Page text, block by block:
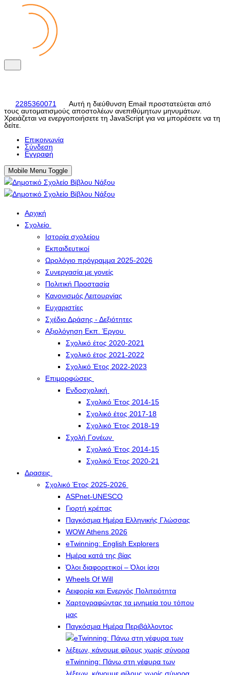
2285360071
Αυτή η διεύθυνση Email προστατεύεται από
τους αυτοματισμούς αποστολέων ανεπιθύμητων μηνυμάτων.
Χρειάζεται να ενεργοποιήσετε τη JavaScript για να μπορέσετε να τη
δείτε.
Eπικοινωνία
Σύνδεση
Εγγραφή
Mobile Menu Toggle
Αρχική
Σχολείο
Ιστορία σχολείου
Εκπαιδευτικοί
Ωρολόγιο πρόγραμμα 2025-2026
Συνεργασία με γονείς
Πολιτική Προστασία
Κανονισμός Λειτουργίας
Ευχαριστίες
Σχέδιο Δράσης - Δεξιότητες
Αξιολόγηση Εκπ. Έργου
Σχολικό έτος 2020-2021
Σχολικό έτος 2021-2022
Σχολικό Έτος 2022-2023
Επιμορφώσεις
Ενδοσχολική
Σχολικό Έτος 2014-15
Σχολικό έτος 2017-18
Σχολικό Έτος 2018-19
Σχολή Γονέων
Σχολικό Έτος 2014-15
Σχολικό Έτος 2020-21
Δρασεις
Σχολικό Έτος 2025-2026
ASPnet-UNESCO
Γιορτή κρέπας
Παγκόσμια Ημέρα Ελληνικής Γλώσσας
WOW Athens 2026
eTwinning: English Explorers
Ημέρα κατά της βίας
Όλοι διαφορετικοί – Όλοι ίσοι
Wheels Of Will
Αειφορία και Ενεργός Πολιτειότητα
Χαρτογραφώντας τα μνημεία του τόπου
μας
Παγκόσμια Ημέρα Περιβάλλοντος
eTwinning: Πάνω στη γέφυρα των